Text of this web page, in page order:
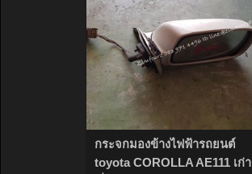
กระจกมองข้างไฟฟ้ารถยนต์
toyota COROLLA AE111 เก่า